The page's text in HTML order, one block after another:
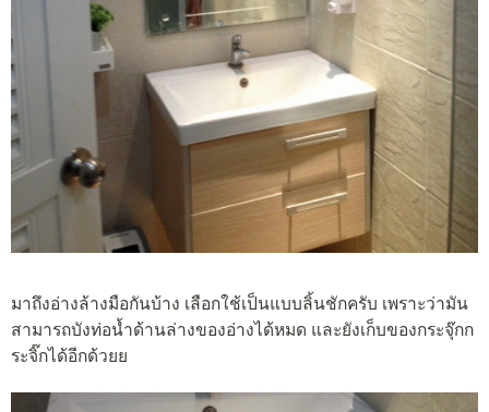
มาถึงอ่างล้างมือกันบ้าง เลือกใช้เป็นแบบลิ้นชักครับ เพราะว่ามัน
สามารถบังท่อน้ำด้านล่างของอ่างได้หมด และยังเก็บของกระจุ๊กก
ระจิ๊กได้อีกด้วยย